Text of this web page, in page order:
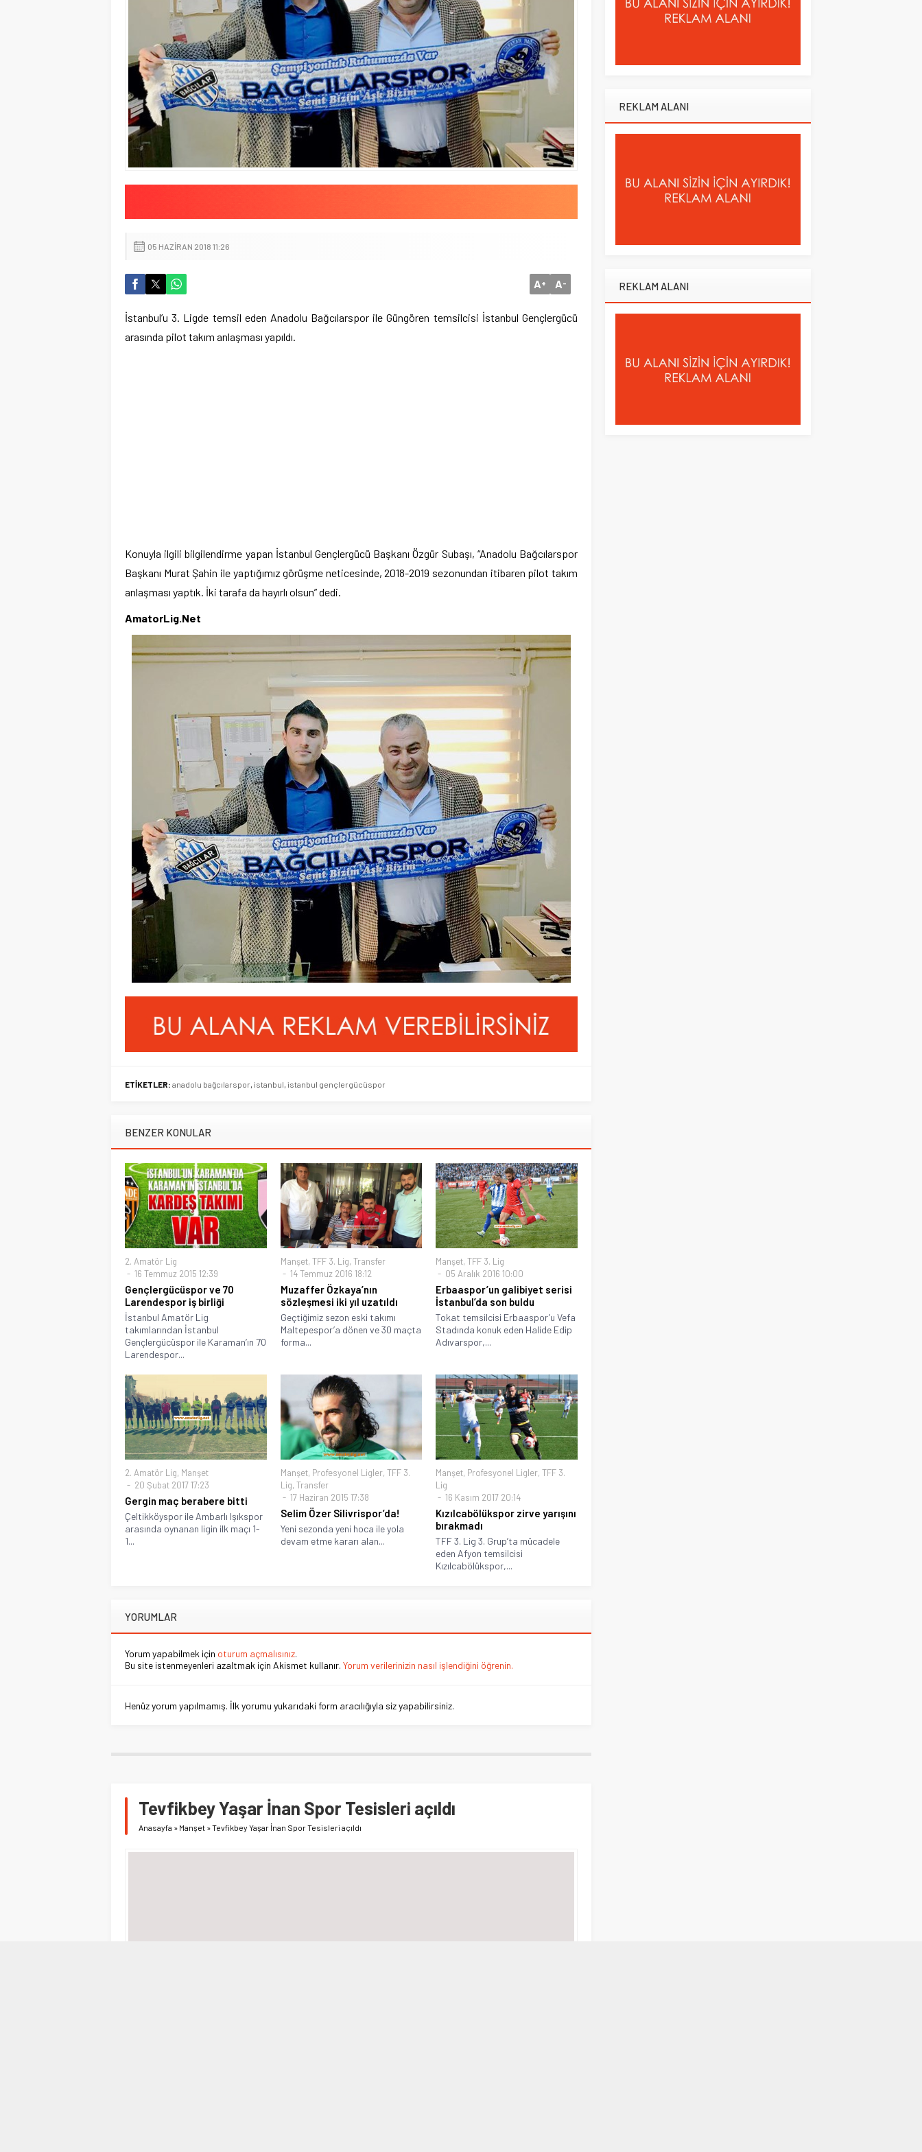
05 HAZIRAN 2018 11:26
A+ A-
İstanbul’u 3. Ligde temsil eden Anadolu Bağcılarspor ile Güngören temsilcisi İstanbul Gençlergücü
arasında pilot takım anlaşması yapıldı.
Konuyla ilgili bilgilendirme yapan İstanbul Gençlergücü Başkanı Özgür Subaşı, “Anadolu Bağcılarspor
Başkanı Murat Şahin ile yaptığımız görüşme neticesinde, 2018-2019 sezonundan itibaren pilot takım
anlaşması yaptık. İki tarafa da hayırlı olsun” dedi.
AmatorLig.Net
ETİKETLER: anadolu bağcılarspor, istanbul, istanbul gençlergücüspor
BENZER KONULAR
2. Amatör Lig
16 Temmuz 2015 12:39
Gençlergücüspor ve 70
Larendespor iş birliği
İstanbul Amatör Lig
takımlarından İstanbul
Gençlergücüspor ile Karaman’ın 70
Larendespor...
Manşet, TFF 3. Lig, Transfer
14 Temmuz 2016 18:12
Muzaffer Özkaya’nın
sözleşmesi iki yıl uzatıldı
Geçtiğimiz sezon eski takımı
Maltepespor’a dönen ve 30 maçta
forma...
Manşet,TFF 3. Lig
05 Aralık 2016 10:00
Erbaaspor’un galibiyet serisi
İstanbul’da son buldu
Tokat temsilcisi Erbaaspor’u Vefa
Stadında konuk eden Halide Edip
Adıvarspor,...
2. Amatör Lig, Manşet
20 Şubat 2017 17:23
Gergin maç berabere bitti
Çeltikköyspor ile Ambarlı Işıkspor
arasında oynanan ligin ilk maçı 1-
1...
Manşet, Profesyonel Ligler, TFF 3.
Lig, Transfer
17 Haziran 2015 17:38
Selim Özer Silivrispor’da!
Yeni sezonda yeni hoca ile yola
devam etme kararı alan...
Manşet, Profesyonel Ligler,TFF 3.
Lig
16 Kasım 2017 20:14
Kızılcabölükspor zirve yarışını
bırakmadı
TFF 3. Lig 3. Grup’ta mücadele
eden Afyon temsilcisi
Kızılcabölükspor,...
YORUMLAR
Yorum yapabilmek için oturum açmalısınız.
Bu site istenmeyenleri azaltmak için Akismet kullanır. Yorum verilerinizin nasıl işlendiğini öğrenin.
Henüz yorum yapılmamış. İlk yorumu yukarıdaki form aracılığıyla siz yapabilirsiniz.
Tevfikbey Yaşar İnan Spor Tesisleri açıldı
Anasayfa » Manşet »Tevfikbey Yaşar İnan Spor Tesisleri açıldı
REKLAM ALANI
REKLAM ALANI